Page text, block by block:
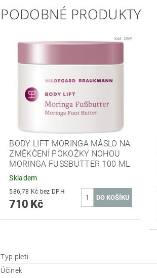
PODOBNÉ PRODUKTY
Kód:2869
BODY LIFT MORINGA MÁSLO NA
ZMĚKČENÍ POKOŽKY NOHOU
MORINGA FUSSBUTTER 100 ML
Skladem
586,78 Kč bez DPH
710 Kč
Typ pleti
Účinek